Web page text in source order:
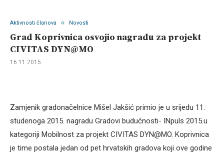
Aktivnosti članova Novosti
Grad Koprivnica osvojio nagradu za projekt
CIVITAS DYN@MO
16.11.2015
Zamjenik gradonačelnice Mišel Jakšić primio je u srijedu 11.
studenoga 2015. nagradu Gradovi budućnosti- INpuls 2015.u
kategoriji Mobilnost za projekt CIVITAS DYN@MO. Koprivnica
je time postala jedan od pet hrvatskih gradova koji ove godine